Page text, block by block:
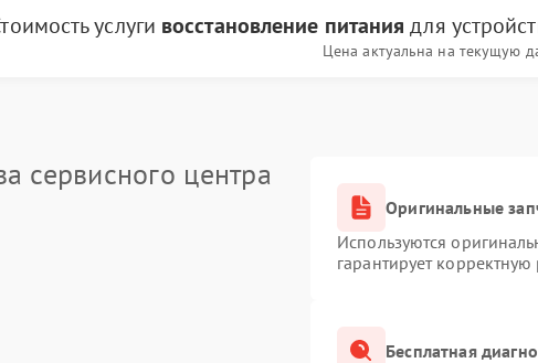
услуги восстановление питания для
Цена актуальна на текущую
сервисного центра
Оригинальные
Используются
гарантирует
Бесплатная